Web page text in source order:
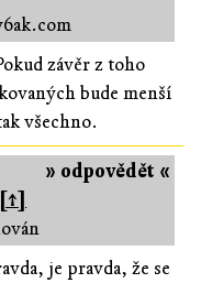
závěr z toho
bude menší
všechno.
» odpovědět «
[↑]
je pravda, že se